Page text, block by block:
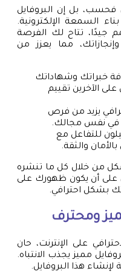
فحسب، بل إن البروفايل
السمعة الإلكترونية.
جيدًا، تتاح لك الفرصة
مما يعزز من
خبراتك وشهاداتك
الآخرين تقييم
يزيد من فرص
في نفس مجالك.
للتفاعل مع
والثقة.
من خلال كل ما تنشره
على أن يكون ظهورك على
بشكل احترافي.
ومحترف
على الإنترنت، حان
مميز يجذب الانتباه.
هذا البروفايل.